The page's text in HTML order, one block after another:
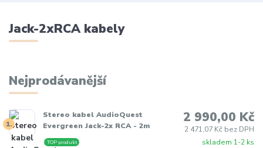
Jack-2xRCA kabely
Nejprodávanější
1.
Stereo kabel AudioQuest
Evergreen Jack-2x RCA - 2m
skladem 1-2 ks
TOP produkt
2 990,00 Kč
2 471,07 Kč bez DPH